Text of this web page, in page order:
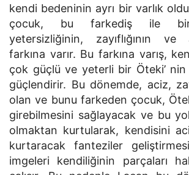
kendi bedeninin ayrı bir varlık
çocuk, bu farkediş ile
yetersizliğinin, zayıflığının
farkına varır. Bu farkına varış,
çok güçlü ve yeterli bir Öteki’ nin
güçlendirir. Bu dönemde, aciz,
olan ve bunu farkeden çocuk,
girebilmesini sağlayacak ve bu
olmaktan kurtularak, kendisini
kurtaracak fanteziler
imgeleri kendiliğinin parçaları